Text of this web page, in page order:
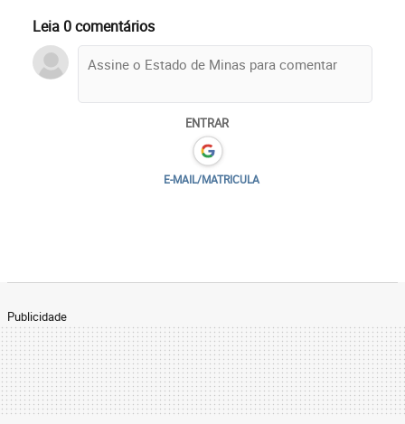
Leia 0 comentários
ENTRAR
E-MAIL/MATRICULA
Publicidade